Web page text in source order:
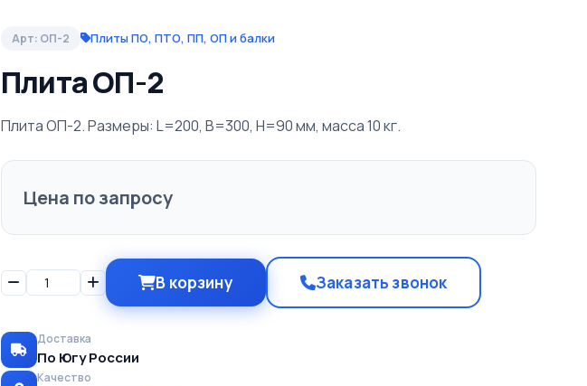
Арт: ОП-2 Плиты ПО, ПТО, ПП, ОП и балки
Плита ОП-2
Плита ОП-2. Размеры: L=200, B=300, H=90 мм, масса 10 кг.
Цена по запросу
В корзину Заказать звонок
Доставка
По Югу России
Качество